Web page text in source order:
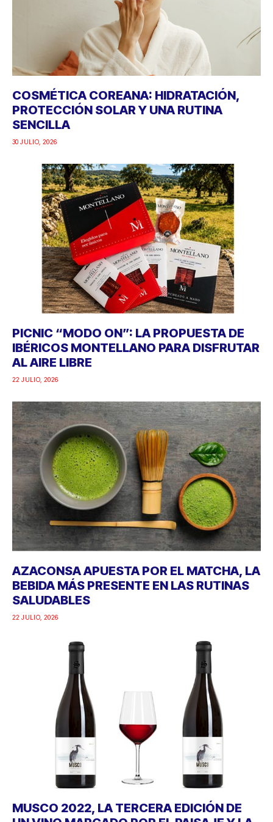
COSMÉTICA COREANA: HIDRATACIÓN,
PROTECCIÓN SOLAR Y UNA RUTINA
SENCILLA
30 JULIO, 2026
PICNIC “MODO ON”: LA PROPUESTA DE
IBÉRICOS MONTELLANO PARA DISFRUTAR
AL AIRE LIBRE
22 JULIO, 2026
AZACONSA APUESTA POR EL MATCHA, LA
BEBIDA MÁS PRESENTE EN LAS RUTINAS
SALUDABLES
22 JULIO, 2026
MUSCO 2022, LA TERCERA EDICIÓN DE